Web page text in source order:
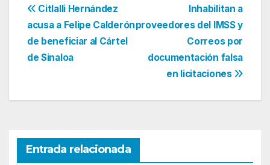
Navegación
de
entradas
Inhabilitan a
proveedores del IMSS y
Correos por
documentación falsa
en licitaciones
Citlalli Hernández
acusa a Felipe Calderón
de beneficiar al Cártel
de Sinaloa
Entrada relacionada